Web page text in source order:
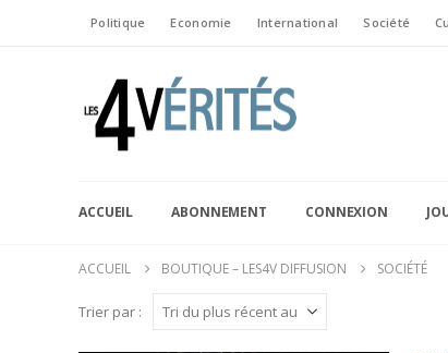
Politique Economie International Société
ACCUEIL ABONNEMENT CONNEXION
ACCUEIL BOUTIQUE – LES4V DIFFUSION SOCIÉTÉ
Trier par :